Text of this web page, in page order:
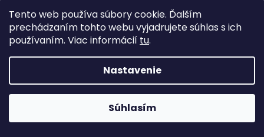
Tento web používa súbory cookie. Ďalším
prechádzaním tohto webu vyjadrujete súhlas s ich
používaním. Viac informácií tu.
Nastavenie
Súhlasím
0,81 €/ ks